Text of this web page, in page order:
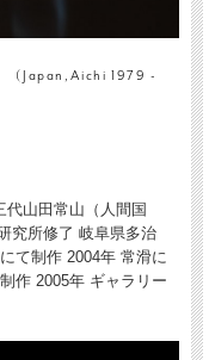
(Japan,Aichi 1979 -
代山田常山（人間国
究所修了 岐阜県多治
て制作 2004年 常滑に
作 2005年 ギャラリー